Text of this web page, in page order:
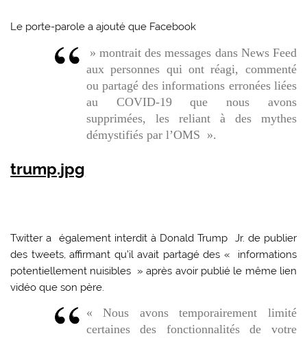
Le porte-parole a ajouté que Facebook
» montrait des messages dans News Feed
aux personnes qui ont réagi, commenté
ou partagé des informations erronées liées
au COVID-19 que nous avons
supprimées, les reliant à des mythes
démystifiés par l’OMS ».
trump.jpg
Twitter a également interdit à Donald Trump Jr. de publier
des tweets, affirmant qu’il avait partagé des « informations
potentiellement nuisibles » après avoir publié le même lien
vidéo que son père.
« Nous avons temporairement limité
certaines des fonctionnalités de votre